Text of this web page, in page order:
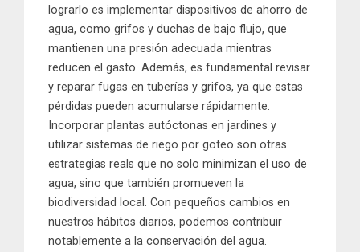
lograrlo es implementar dispositivos de ahorro de
agua, como grifos y duchas de bajo flujo, que
mantienen una presión adecuada mientras
reducen el gasto. Además, es fundamental revisar
y reparar fugas en tuberías y grifos, ya que estas
pérdidas pueden acumularse rápidamente.
Incorporar plantas autóctonas en jardines y
utilizar sistemas de riego por goteo son otras
estrategias reals que no solo minimizan el uso de
agua, sino que también promueven la
biodiversidad local. Con pequeños cambios en
nuestros hábitos diarios, podemos contribuir
notablemente a la conservación del agua.